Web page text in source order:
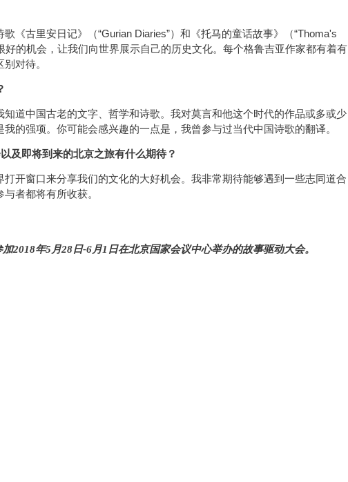
《古里安日记》（“Gurian Diaries”）和《托马的童话故事》（“Thoma's
好的机会，让我们向世界展示自己的历史文化。每个格鲁吉亚作家都有着有
对待。
道中国古老的文字、哲学和诗歌。我对莫言和他这个时代的作品或多或少
的强项。你可能会感兴趣的一点是，我曾参与过当代中国诗歌的翻译。
及即将到来的北京之旅有什么期待？
开窗口来分享我们的文化的大好机会。我非常期待能够遇到一些志同道合
者都将有所收获。
2018年5月28日-6月1日在北京国家会议中心举办的故事驱动大会。